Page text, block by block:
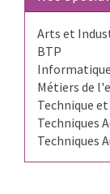
Arts et
BTP
Informatique
Métiers de
Technique
Techniques
Techniques